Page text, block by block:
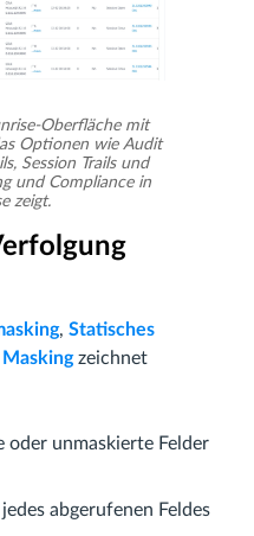
Oberfläche mit
Optionen wie Audit
Session Trails und
und Compliance in
zeigt.
, Statisches
Maskingzeichnet
oder unmaskierte Felder
abgerufenen Feldes